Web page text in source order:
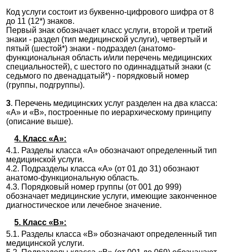
✚A12.26 Тип - другие методики исследования. Раздел -
Орган зрения
✚A12.28 Тип - другие методики исследования. Раздел -
Почки и мочевыделительная система
✚A12.30 Тип - другие методики исследования. Раздел -
Прочие
Код услуги состоит из буквенно-цифрового шифра от 8
до 11 (12*) знаков.
Первый знак обозначает класс услуги, второй и третий
знаки - раздел (тип медицинской услуги), четвертый и
пятый (шестой*) знаки - подраздел (анатомо-
функциональная область и/или перечень медицинских
специальностей), с шестого по одиннадцатый знаки (с
седьмого по двенадцатый*) - порядковый номер
(группы, подгруппы).
3. Перечень медицинских услуг разделен на два класса:
«А» и «В», построенные по иерархическому принципу
(описание выше).
4. Класс «А»:
4.1. Разделы класса «А» обозначают определенный тип
медицинской услуги.
4.2. Подразделы класса «А» (от 01 до 31) обознают
анатомо-функциональную область.
4.3. Порядковый номер группы (от 001 до 999)
обозначает медицинские услуги, имеющие законченное
диагностическое или лечебное значение.
5. Класс «B»:
5.1. Разделы класса «В» обозначают определенный тип
медицинской услуги.